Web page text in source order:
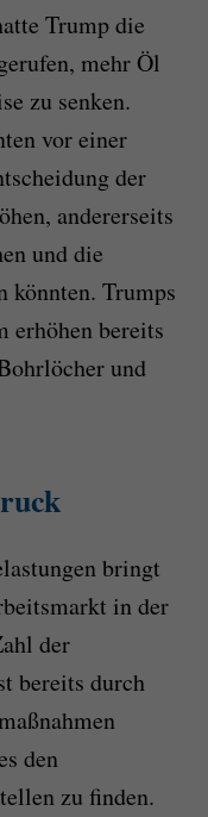
Trump die
mehr Öl
zu senken.
vor einer
der
andererseits
und die
könnten. Trumps
bereits
und
bringt
in der
der
bereits durch
den
zu finden.